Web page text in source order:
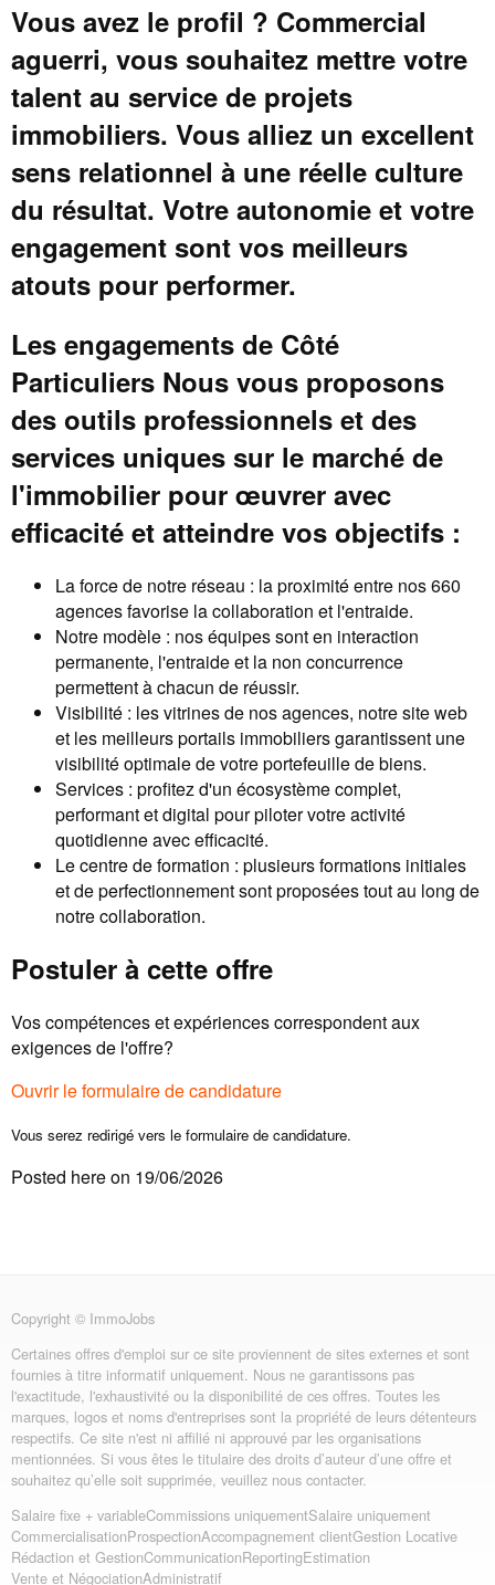
Vous avez le profil ? Commercial
aguerri, vous souhaitez mettre votre
talent au service de projets
immobiliers. Vous alliez un excellent
sens relationnel à une réelle culture
du résultat. Votre autonomie et votre
engagement sont vos meilleurs
atouts pour performer.
Les engagements de Côté
Particuliers Nous vous proposons
des outils professionnels et des
services uniques sur le marché de
l'immobilier pour œuvrer avec
efficacité et atteindre vos objectifs :
La force de notre réseau : la proximité entre nos 660
agences favorise la collaboration et l'entraide.
Notre modèle : nos équipes sont en interaction
permanente, l'entraide et la non concurrence
permettent à chacun de réussir.
Visibilité : les vitrines de nos agences, notre site web
et les meilleurs portails immobiliers garantissent une
visibilité optimale de votre portefeuille de biens.
Services : profitez d'un écosystème complet,
performant et digital pour piloter votre activité
quotidienne avec efficacité.
Le centre de formation : plusieurs formations initiales
et de perfectionnement sont proposées tout au long de
notre collaboration.
Postuler à cette offre
Vos compétences et expériences correspondent aux
exigences de l'offre?
Ouvrir le formulaire de candidature
Vous serez redirigé vers le formulaire de candidature.
Posted here on 19/06/2026
Copyright © ImmoJobs
Certaines offres d'emploi sur ce site proviennent de sites externes et sont
fournies à titre informatif uniquement. Nous ne garantissons pas
l'exactitude, l'exhaustivité ou la disponibilité de ces offres. Toutes les
marques, logos et noms d'entreprises sont la propriété de leurs détenteurs
respectifs. Ce site n'est ni affilié ni approuvé par les organisations
mentionnées. Si vous êtes le titulaire des droits d’auteur d’une offre et
souhaitez qu’elle soit supprimée, veuillez nous contacter.
Salaire fixe + variableCommissions uniquementSalaire uniquement
CommercialisationProspectionAccompagnement clientGestion Locative
Rédaction et GestionCommunicationReportingEstimation
Vente et NégociationAdministratif